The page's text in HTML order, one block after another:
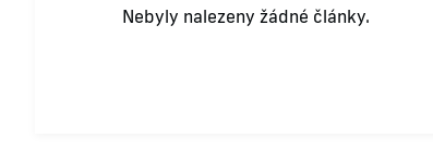
Nebyly nalezeny žádné články.